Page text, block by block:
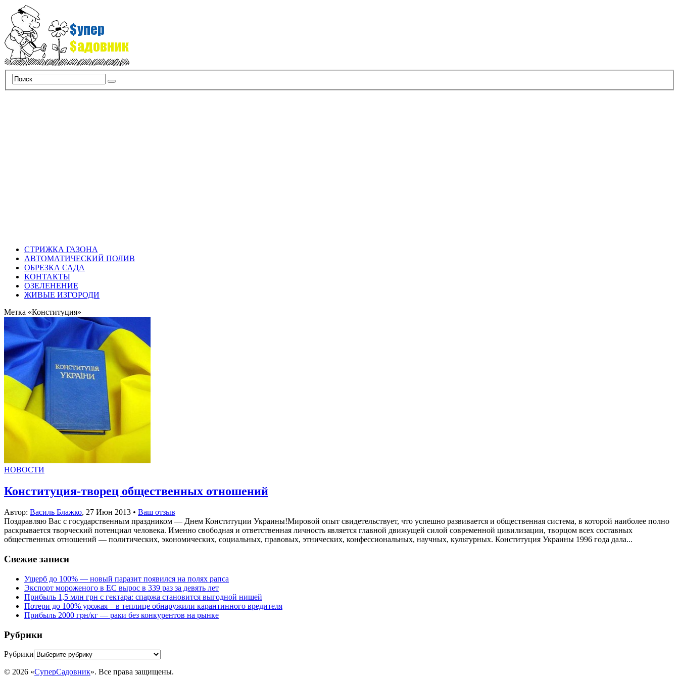
СТРИЖКА ГАЗОНА
АВТОМАТИЧЕСКИЙ ПОЛИВ
ОБРЕЗКА САДА
КОНТАКТЫ
ОЗЕЛЕНЕНИЕ
ЖИВЫЕ ИЗГОРОДИ
Метка «Конституция»
НОВОСТИ
Конституция-творец общественных отношений
Автор: Василь Блажко, 27 Июн 2013 • Ваш отзыв
Поздравляю Вас с государственным праздником — Днем Конституции Украины!Мировой опыт свидетельствует, что успешно развивается и общественная система, в которой наиболее полно
раскрывается творческий потенциал человека. Именно свободная и ответственная личность является главной движущей силой современной цивилизации, творцом всех составных
общественных отношений — политических, экономических, социальных, правовых, этнических, конфессиональных, научных, культурных. Конституция Украины 1996 года дала...
Свежие записи
Ущерб до 100% — новый паразит появился на полях рапса
Экспорт мороженого в ЕС вырос в 339 раз за девять лет
Прибыль 1,5 млн грн с гектара: спаржа становится выгодной нишей
Потери до 100% урожая – в теплице обнаружили карантинного вредителя
Прибыль 2000 грн/кг — раки без конкурентов на рынке
Рубрики
Рубрики
© 2026 «СуперСадовник». Все права защищены.